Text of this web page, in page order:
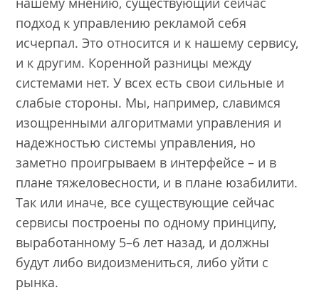
подход к управлению рекламой себя
исчерпал. Это относится и к нашему сервису,
и к другим. Коренной разницы между
системами нет. У всех есть свои сильные и
слабые стороны. Мы, например, славимся
изощренными алгоритмами управления и
надежностью системы управления, но
заметно проигрываем в интерфейсе – и в
плане тяжеловесности, и в плане юзабилити.
Так или иначе, все существующие сейчас
сервисы построены по одному принципу,
выработанному 5–6 лет назад, и должны
будут либо видоизмениться, либо уйти с
рынка.